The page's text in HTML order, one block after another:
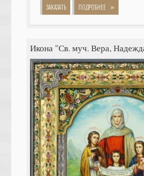
ЗАКАЗАТЬ ПОДРОБНЕЕ »